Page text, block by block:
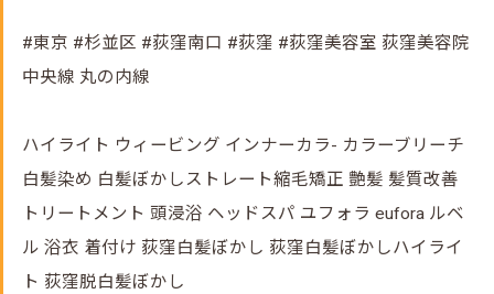
#東京 #杉並区 #荻窪南口 #荻窪 #荻窪美容室 荻窪美容院
中央線 丸の内線
ハイライト ウィービング インナーカラ- カラーブリーチ
白髪染め 白髪ぼかしストレート縮毛矯正 艶髪 髪質改善
トリートメント 頭浸浴 ヘッドスパ ユフォラ eufora ルベ
ル 浴衣 着付け 荻窪白髪ぼかし 荻窪白髪ぼかしハイライ
ト 荻窪脱白髪ぼかし